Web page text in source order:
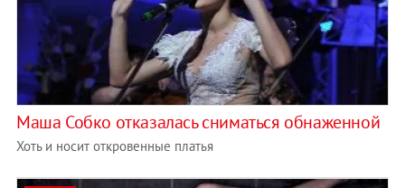
Маша Собко отказалась сниматься обнаженной
Хоть и носит откровенные платья